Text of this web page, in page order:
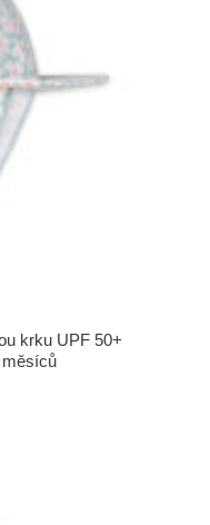
krku UPF 50+
měsíců